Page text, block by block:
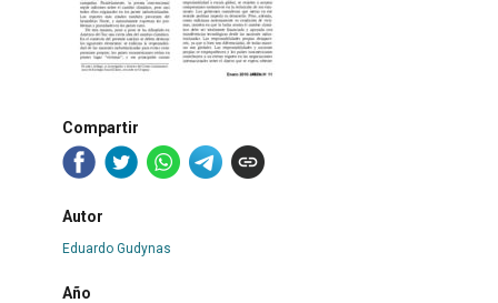
Compartir
Autor
Eduardo Gudynas
Año